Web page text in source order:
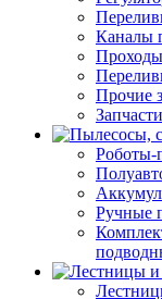
Каналы
Проходы
Прочие
Роботы-
Ручные